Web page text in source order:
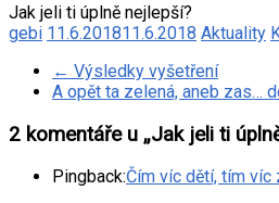
Jak jeli ti úplně nejlepší?
gebi 11.6.201811.6.2018 Aktuality
← Výsledky vyšetření
A opět ta zelená, aneb zas…
2 komentáře u „Jak jeli ti
Pingback:Čím víc dětí, tím